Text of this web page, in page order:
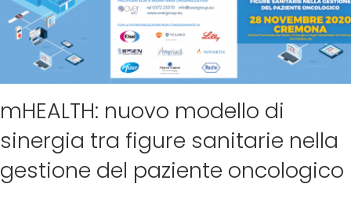
mHEALTH: nuovo modello di
sinergia tra figure sanitarie nella
gestione del paziente oncologico